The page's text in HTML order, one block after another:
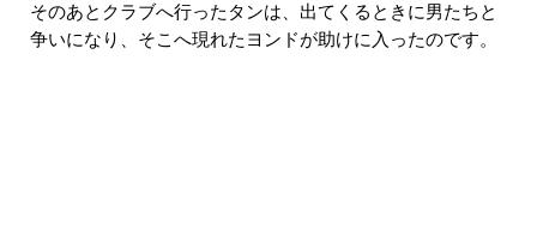
そのあとクラブへ行ったタンは、出てくるときに男たちと
争いになり、そこへ現れたヨンドが助けに入ったのです。